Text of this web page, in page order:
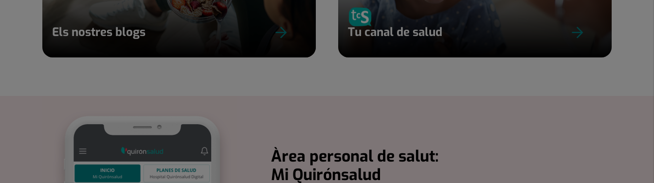
Els nostres blogs Tu canal de salud
Àrea personal de salut:
Mi Quirónsalud